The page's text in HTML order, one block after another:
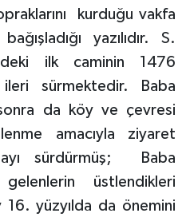
kurduğu vakfa
yazılıdır. S.
ilk caminin 1476
ileri sürmektedir. Baba
sonra da köy ve çevresi
amacıyla ziyaret
sürdürmüş;
Baba
gelenlerin üstlendikleri
yüzyılda da önemini